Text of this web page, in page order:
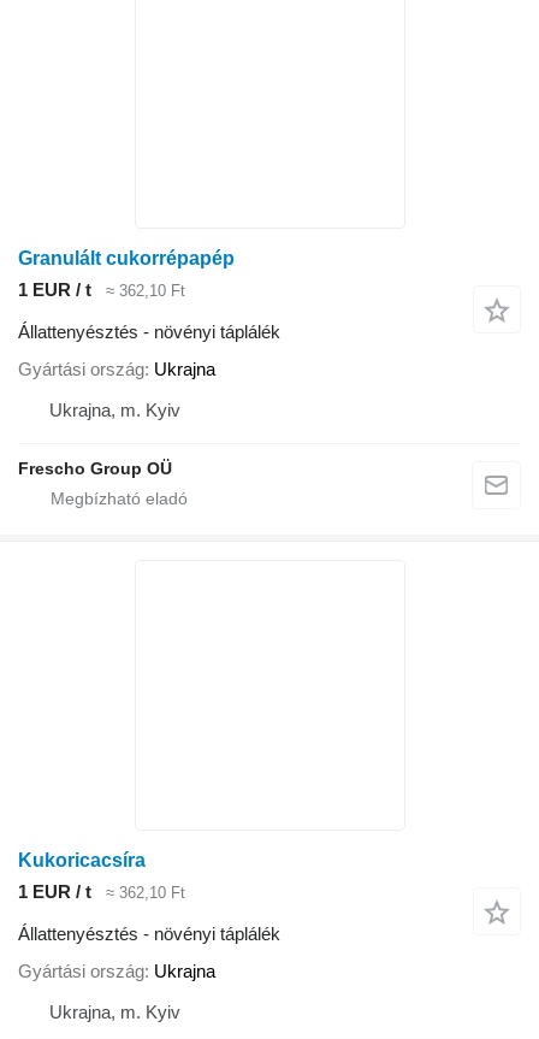
Granulált cukorrépapép
1 EUR / t
≈ 362,10 Ft
Állattenyésztés - növényi táplálék
Gyártási ország Ukrajna
Ukrajna, m. Kyiv
Frescho Group OÜ
Kukoricacsíra
1 EUR / t
≈ 362,10 Ft
Állattenyésztés - növényi táplálék
Gyártási ország Ukrajna
Ukrajna, m. Kyiv